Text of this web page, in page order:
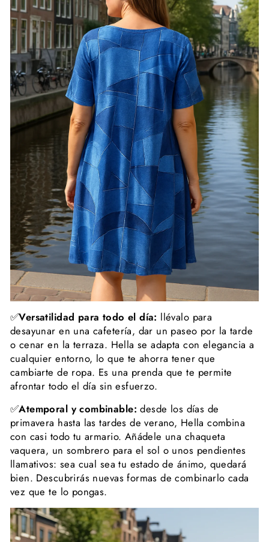
✅Versatilidad para todo el día: llévalo para
desayunar en una cafetería, dar un paseo por la tarde
o cenar en la terraza. Hella se adapta con elegancia a
cualquier entorno, lo que te ahorra tener que
cambiarte de ropa. Es una prenda que te permite
afrontar todo el día sin esfuerzo.
✅Atemporal y combinable: desde los días de
primavera hasta las tardes de verano, Hella combina
con casi todo tu armario. Añádele una chaqueta
vaquera, un sombrero para el sol o unos pendientes
llamativos: sea cual sea tu estado de ánimo, quedará
bien. Descubrirás nuevas formas de combinarlo cada
vez que te lo pongas.